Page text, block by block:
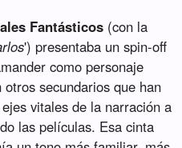
Fantásticos (con la
') presentaba un spin-off
como personaje
secundarios que han
vitales de la narración a
las películas. Esa cinta